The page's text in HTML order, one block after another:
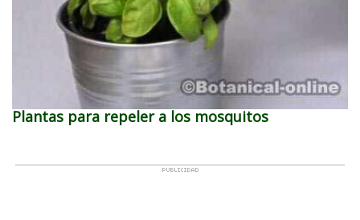
Plantas para repeler a los mosquitos